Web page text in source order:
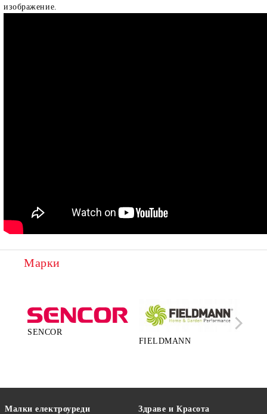
изображение.
Марки
SENCOR
FIELDMANN
Малки електроуреди Здраве и Красота